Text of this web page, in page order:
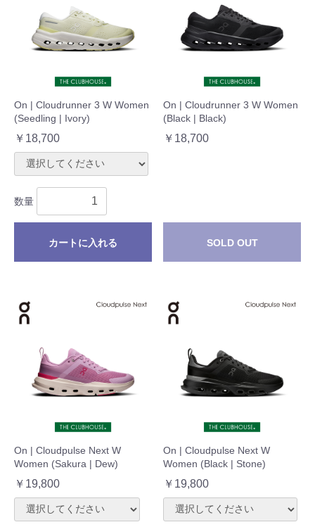
On | Cloudrunner 3 W Women
(Seedling | Ivory)
￥18,700
数量
カートに入れる
On | Cloudrunner 3 W Women
(Black | Black)
￥18,700
SOLD OUT
On | Cloudpulse Next W
Women (Sakura | Dew)
￥19,800
On | Cloudpulse Next W
Women (Black | Stone)
￥19,800